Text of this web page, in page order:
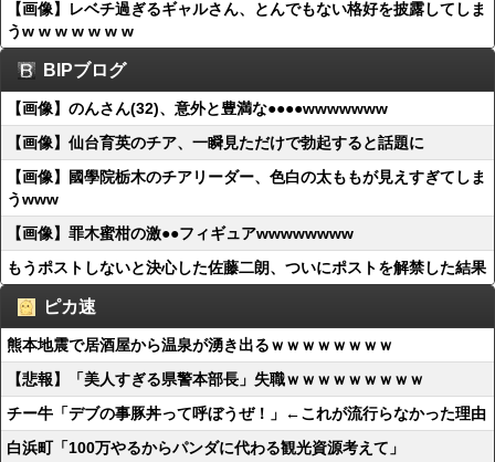
【画像】レベチ過ぎるギャルさん、とんでもない格好を披露してしま
うw w w w w w w
BIPブログ
【画像】のんさん(32)、意外と豊満な●●●●wwwwwww
【画像】仙台育英のチア、一瞬見ただけで勃起すると話題に
【画像】國學院栃木のチアリーダー、色白の太ももが見えすぎてしま
うwww
【画像】罪木蜜柑の激●●フィギュアwwwwwwww
もうポストしないと決心した佐藤二朗、ついにポストを解禁した結果
ピカ速
熊本地震で居酒屋から温泉が湧き出るｗｗｗｗｗｗｗｗ
【悲報】「美人すぎる県警本部長」失職ｗｗｗｗｗｗｗｗｗ
チー牛「デブの事豚丼って呼ぼうぜ！」←これが流行らなかった理由
白浜町「100万やるからパンダに代わる観光資源考えて」